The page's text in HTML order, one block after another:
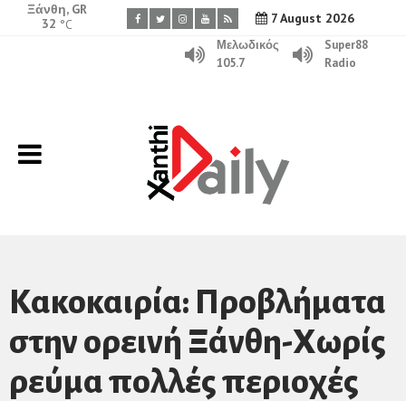
7 August 2026
Ξάνθη, GR
32 °C
Μελωδικός
105.7
Super88
Radio
Kακοκαιρία: Προβλήματα
στην ορεινή Ξάνθη-Χωρίς
ρεύμα πολλές περιοχές